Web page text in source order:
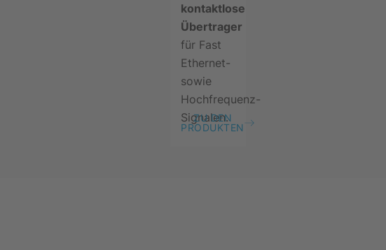
kontaktlose
Übertrager
für Fast
Ethernet-
sowie
Hochfrequenz-
Signalen.
ZU DEN
PRODUKTEN